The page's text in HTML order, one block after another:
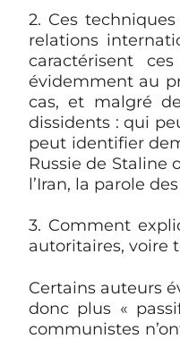
2. Ces
relations
caractérisent
évidemment au
cas, et malgré
dissidents : qui
peut identifier
Russie de Staline
l’Iran, la parole
3. Comment
autoritaires, voire
Certains auteurs
donc plus «
communistes